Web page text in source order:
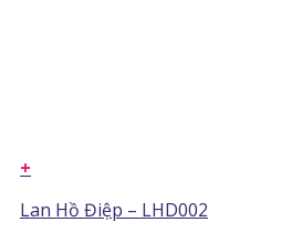
+
Lan Hồ Điệp – LHD002